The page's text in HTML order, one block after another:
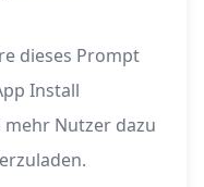
dieses Prompt
Install
Nutzer dazu